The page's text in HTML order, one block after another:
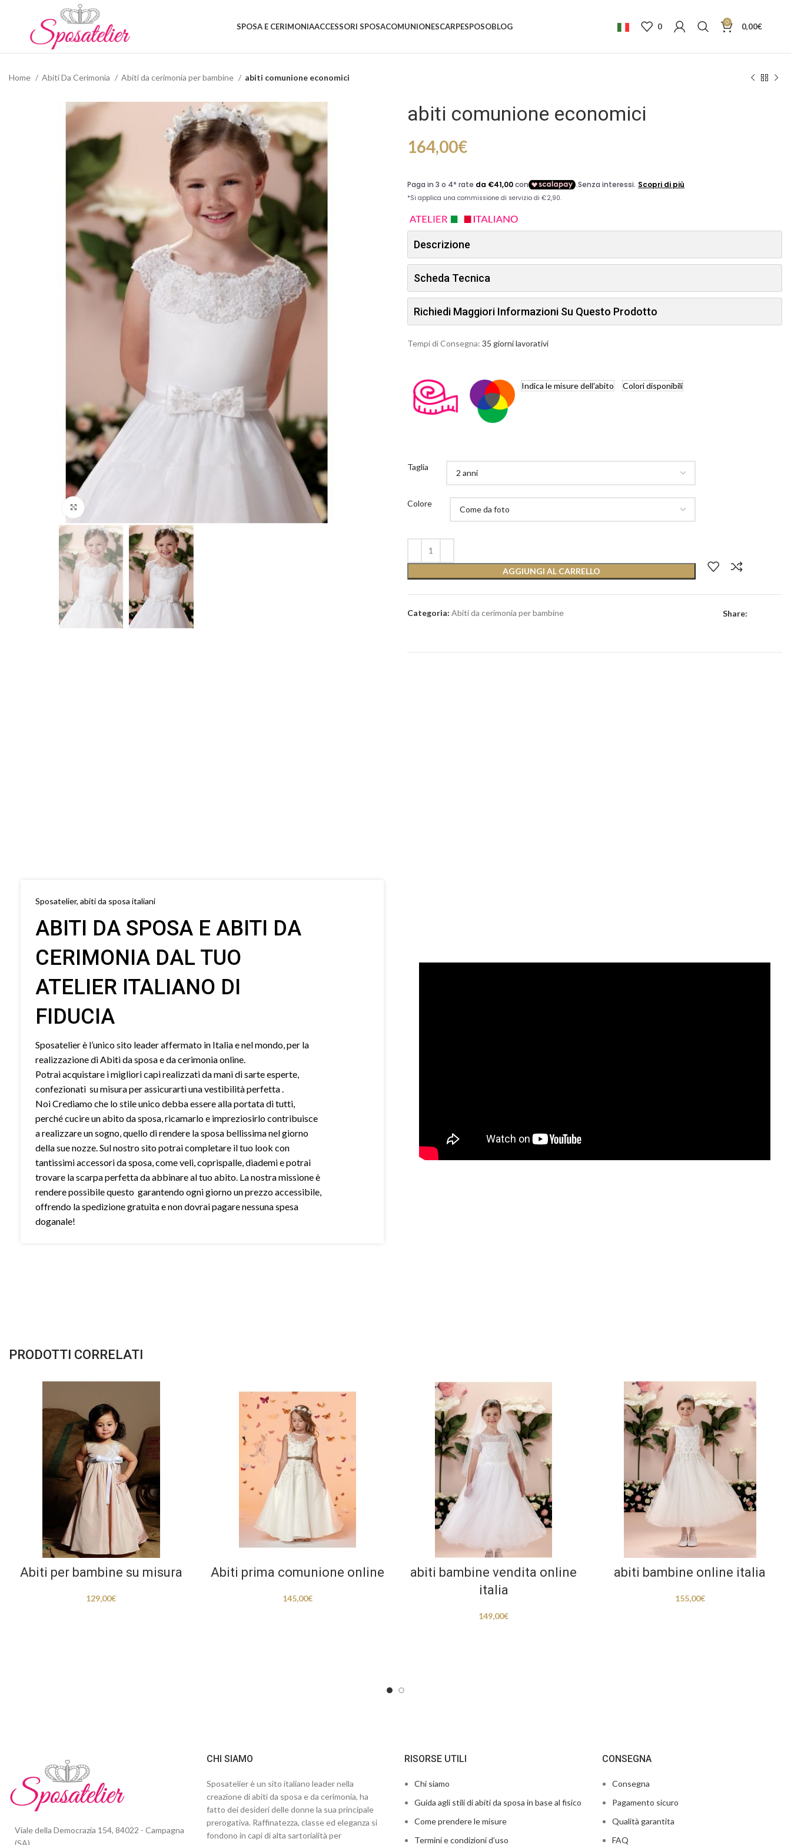
SPOSA E CERIMONIAACCESSORI SPOSACOMUNIONESCARPESPOSOBLOG 0 0 0,00€
Home Abiti Da Cerimonia Abiti da cerimonia per bambine abiti comunione economici
abiti comunione economici
164,00€
Descrizione
Scheda Tecnica
Richiedi Maggiori Informazioni Su Questo Prodotto
Tempi di Consegna: 35 giorni lavorativi
Indica le misure dell'abito Coloridisponibili
Taglia
Colore
AGGIUNGI AL CARRELLO
Categoria: Abiti da cerimonia per bambine Share:
Sposatelier, abiti da sposa italiani
ABITI DA SPOSA E ABITI DA
CERIMONIA DAL TUO
ATELIER ITALIANO DI
FIDUCIA
Sposatelier è l’unico sito leader affermato in Italia e nel mondo, per la
realizzazione di Abiti da sposa e da cerimonia online.
Potrai acquistare i migliori capi realizzati da mani di sarte esperte,
confezionati su misura per assicurarti una vestibilità perfetta .
Noi Crediamo che lo stile unico debba essere alla portata di tutti,
perché cucire un abito da sposa, ricamarlo e impreziosirlo contribuisce
a realizzare un sogno, quello di rendere la sposa bellissima nel giorno
della sue nozze. Sul nostro sito potrai completare il tuo look con
tantissimi accessori da sposa, come veli, coprispalle, diademi e potrai
trovare la scarpa perfetta da abbinare al tuo abito. La nostra missione è
rendere possibile questo garantendo ogni giorno un prezzo accessibile,
offrendo la spedizione gratuita e non dovrai pagare nessuna spesa
doganale!
PRODOTTI CORRELATI
Abiti per bambine su misura
129,00€
Abiti prima comunione online
145,00€
abiti bambine vendita online
italia
149,00€
abiti bambine online italia
155,00€
Viale della Democrazia 154, 84022 - Campagna
(SA)
CHI SIAMO
Sposatelier è un sito italiano leader nella
creazione di abiti da sposa e da cerimonia, ha
fatto dei desideri delle donne la sua principale
prerogativa. Raffinatezza, classe ed eleganza si
fondono in capi di alta sartorialità per
RISORSE UTILI
Chi siamo
Guida agli stili di abiti da sposa in base al fisico
Come prendere le misure
Termini e condizioni d’uso
CONSEGNA
Consegna
Pagamento sicuro
Qualità garantita
FAQ